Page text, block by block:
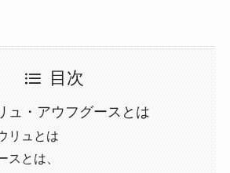
目次
ュ・アウフグースとは
リュとは
スとは、